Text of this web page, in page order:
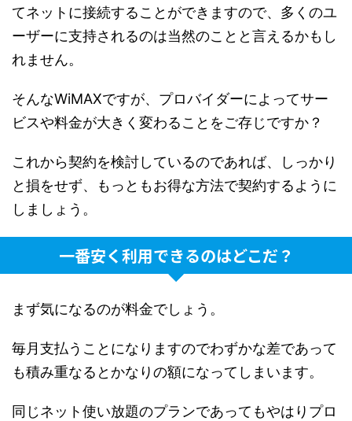
てネットに接続することができますので、多くのユ
ーザーに支持されるのは当然のことと言えるかもし
れません。
そんなWiMAXですが、プロバイダーによってサー
ビスや料金が大きく変わることをご存じですか？
これから契約を検討しているのであれば、しっかり
と損をせず、もっともお得な方法で契約するように
しましょう。
一番安く利用できるのはどこだ？
まず気になるのが料金でしょう。
毎月支払うことになりますのでわずかな差であって
も積み重なるとかなりの額になってしまいます。
同じネット使い放題のプランであってもやはりプロ